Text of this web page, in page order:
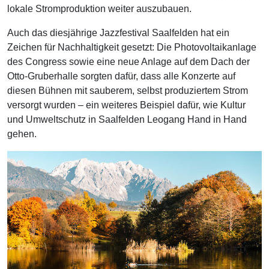
lokale Stromproduktion weiter auszubauen.
Auch das diesjährige Jazzfestival Saalfelden hat ein
Zeichen für Nachhaltigkeit gesetzt: Die Photovoltaikanlage
des Congress sowie eine neue Anlage auf dem Dach der
Otto-Gruberhalle sorgten dafür, dass alle Konzerte auf
diesen Bühnen mit sauberem, selbst produziertem Strom
versorgt wurden – ein weiteres Beispiel dafür, wie Kultur
und Umweltschutz in Saalfelden Leogang Hand in Hand
gehen.